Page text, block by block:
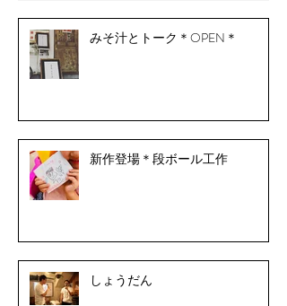
みそ汁とトーク＊OPEN＊
新作登場＊段ボール工作
しょうだん